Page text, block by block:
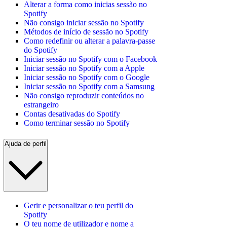
Alterar a forma como inicias sessão no
Spotify
Não consigo iniciar sessão no Spotify
Métodos de início de sessão no Spotify
Como redefinir ou alterar a palavra-passe
do Spotify
Iniciar sessão no Spotify com o Facebook
Iniciar sessão no Spotify com a Apple
Iniciar sessão no Spotify com o Google
Iniciar sessão no Spotify com a Samsung
Não consigo reproduzir conteúdos no
estrangeiro
Contas desativadas do Spotify
Como terminar sessão no Spotify
Ajuda de perfil
Gerir e personalizar o teu perfil do
Spotify
O teu nome de utilizador e nome a